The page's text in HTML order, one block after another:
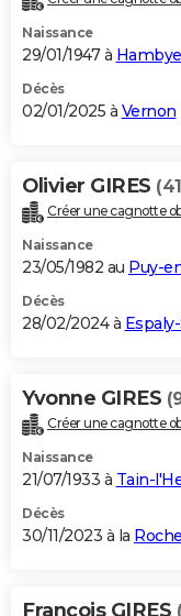
Naissance
29/01/1947 à Hambye
Décès
02/01/2025 à Vernon
Olivier GIRES
Créer une cagnotte
Naissance
23/05/1982 au Puy-
Décès
28/02/2024 à
Yvonne GIRES
Créer une cagnotte
Naissance
21/07/1933 à Tain-
Décès
30/11/2023 à la
Francois GIRES